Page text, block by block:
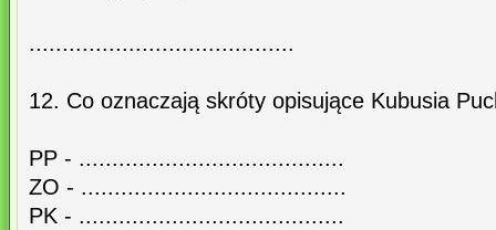
........................................
12. Co oznaczają skróty opisujące Kubusia
PP - ........................................
ZO - ........................................
PK - ........................................